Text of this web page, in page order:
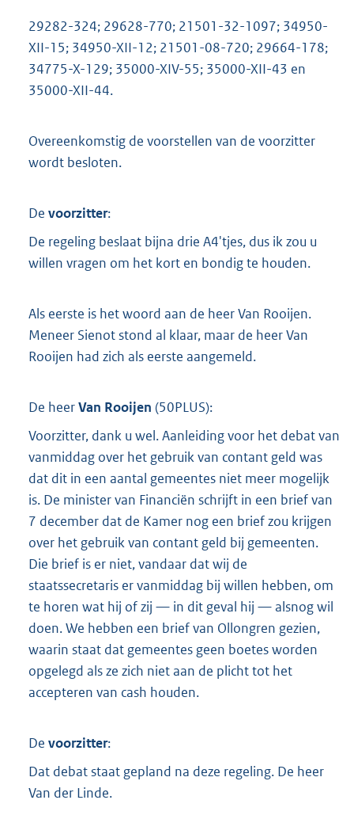
29282-324; 29628-770; 21501-32-1097; 34950-
XII-15; 34950-XII-12; 21501-08-720; 29664-178;
34775-X-129; 35000-XIV-55; 35000-XII-43 en
35000-XII-44.
Overeenkomstig de voorstellen van de voorzitter
wordt besloten.
De voorzitter:
De regeling beslaat bijna drie A4'tjes, dus ik zou u
willen vragen om het kort en bondig te houden.
Als eerste is het woord aan de heer Van Rooijen.
Meneer Sienot stond al klaar, maar de heer Van
Rooijen had zich als eerste aangemeld.
De heerVan Rooijen (50PLUS):
Voorzitter, dank u wel. Aanleiding voor het debat van
vanmiddag over het gebruik van contant geld was
dat dit in een aantal gemeentes niet meer mogelijk
is. De minister van Financiën schrijft in een brief van
7 december dat de Kamer nog een brief zou krijgen
over het gebruik van contant geld bij gemeenten.
Die brief is er niet, vandaar dat wij de
staatssecretaris er vanmiddag bij willen hebben, om
te horen wat hij of zij — in dit geval hij — alsnog wil
doen. We hebben een brief van Ollongren gezien,
waarin staat dat gemeentes geen boetes worden
opgelegd als ze zich niet aan de plicht tot het
accepteren van cash houden.
De voorzitter:
Dat debat staat gepland na deze regeling. De heer
Van der Linde.